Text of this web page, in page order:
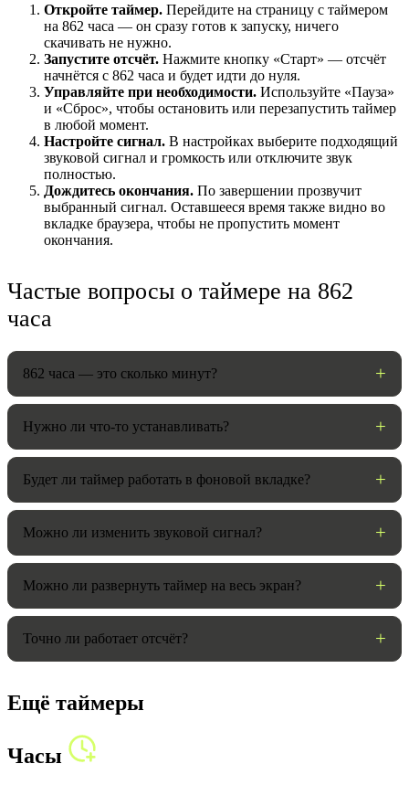
НАСТРОЙКИ
Звуки:
Откройте таймер. Перейдите на страницу с таймером
на 862 часа — он сразу готов к запуску, ничего
скачивать не нужно.
Запустите отсчёт. Нажмите кнопку «Старт» — отсчёт
начнётся с 862 часа и будет идти до нуля.
Управляйте при необходимости. Используйте «Пауза»
и «Сброс», чтобы остановить или перезапустить таймер
в любой момент.
Настройте сигнал. В настройках выберите подходящий
звуковой сигнал и громкость или отключите звук
полностью.
Дождитесь окончания. По завершении прозвучит
выбранный сигнал. Оставшееся время также видно во
вкладке браузера, чтобы не пропустить момент
окончания.
Частые вопросы о таймере на 862
часа
862 часа — это сколько минут?
Нужно ли что-то устанавливать?
Будет ли таймер работать в фоновой вкладке?
Можно ли изменить звуковой сигнал?
Можно ли развернуть таймер на весь экран?
Точно ли работает отсчёт?
Ещё таймеры
Часы